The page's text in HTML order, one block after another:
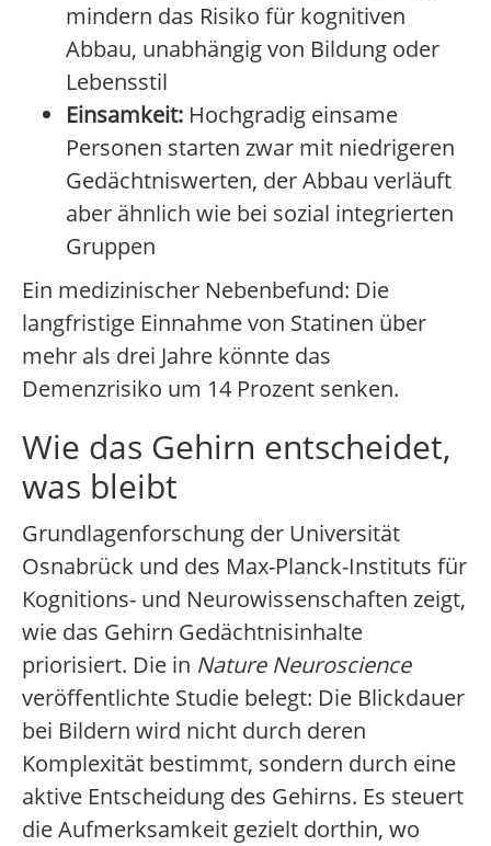
mindern das Risiko für kognitiven
Abbau, unabhängig von Bildung oder
Lebensstil
Einsamkeit: Hochgradig einsame
Personen starten zwar mit niedrigeren
Gedächtniswerten, der Abbau verläuft
aber ähnlich wie bei sozial integrierten
Gruppen
Ein medizinischer Nebenbefund: Die
langfristige Einnahme von Statinen über
mehr als drei Jahre könnte das
Demenzrisiko um 14 Prozent senken.
Wie das Gehirn entscheidet,
was bleibt
Grundlagenforschung der Universität
Osnabrück und des Max-Planck-Instituts für
Kognitions- und Neurowissenschaften zeigt,
wie das Gehirn Gedächtnisinhalte
priorisiert. Die in Nature Neuroscience
veröffentlichte Studie belegt: Die Blickdauer
bei Bildern wird nicht durch deren
Komplexität bestimmt, sondern durch eine
aktive Entscheidung des Gehirns. Es steuert
die Aufmerksamkeit gezielt dorthin, wo